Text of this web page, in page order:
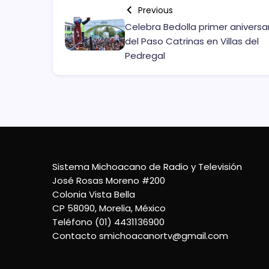
Previous
Celebra Bedolla primer
del Paso Catrinas en Villas del
Pedregal
Sistema Michoacano de Radio y Televisión
José Rosas Moreno #200
Colonia Vista Bella
CP 58090, Morelia, México
Teléfono (01) 4431136900
Contacto smichoacanortv@gmail.com